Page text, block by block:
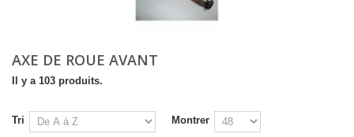
AXE DE ROUE AVANT
Il y a 103 produits.
Tri
Montrer